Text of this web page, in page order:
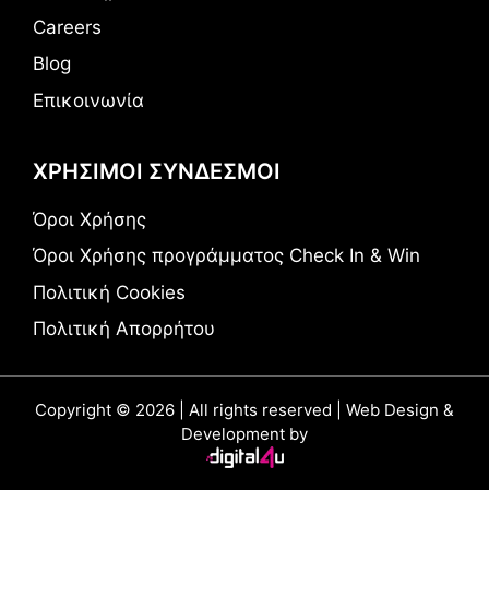
Careers
Blog
Επικοινωνία
ΧΡΗΣΙΜΟΙ ΣΥΝΔΕΣΜΟΙ
Όροι Χρήσης
Όροι Χρήσης προγράμματος Check In & Win
Πολιτική Cookies
Πολιτική Απορρήτου
Copyright © 2026 | All rights reserved | Web Design &
Development by